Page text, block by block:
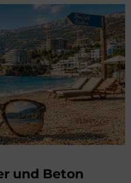
und Beton